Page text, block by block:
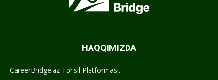
HAQQIMIZDA
CareerBridge.az Təhsil Platforması.